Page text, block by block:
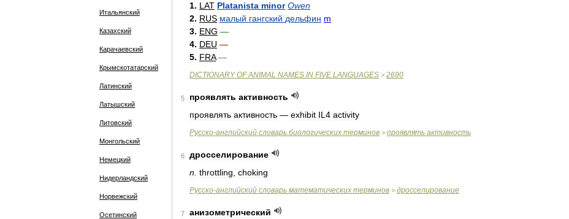
Итальянский
Казахский
Карачаевский
Крымскотатарский
Латинский
Латышский
Литовский
Монгольский
Немецкий
Нидерландский
Норвежский
Осетинский
1. LAT Platanista minor Owen
2. RUS малый гангский дельфин m
3. ENG —
4. DEU —
5. FRA —
DICTIONARY OF ANIMAL NAMES IN FIVE LANGUAGES > 2690
5 проявлять активность
проявлять активность — exhibit IL4 activity
Русско-английский словарь биологических терминов > проявлять активность
6
дросселирование
n throttling choking
Русско-английский словарь математических терминов > дросселирование
7
анизометрический